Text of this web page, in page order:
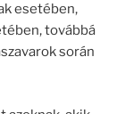
esetében,
továbbá
során